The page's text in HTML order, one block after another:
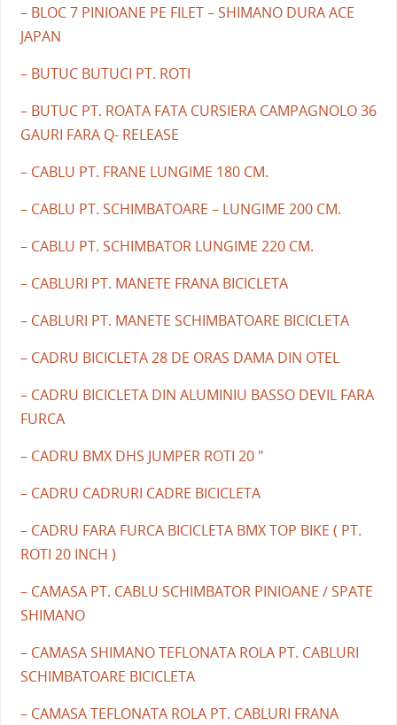
– BLOC 7 PINIOANE PE FILET – SHIMANO DURA ACE
JAPAN
– BUTUC BUTUCI PT. ROTI
– BUTUC PT. ROATA FATA CURSIERA CAMPAGNOLO 36
GAURI FARA Q- RELEASE
– CABLU PT. FRANE LUNGIME 180 CM.
– CABLU PT. SCHIMBATOARE – LUNGIME 200 CM.
– CABLU PT. SCHIMBATOR LUNGIME 220 CM.
– CABLURI PT. MANETE FRANA BICICLETA
– CABLURI PT. MANETE SCHIMBATOARE BICICLETA
– CADRU BICICLETA 28 DE ORAS DAMA DIN OTEL
– CADRU BICICLETA DIN ALUMINIU BASSO DEVIL FARA
FURCA
– CADRU BMX DHS JUMPER ROTI 20 "
– CADRU CADRURI CADRE BICICLETA
– CADRU FARA FURCA BICICLETA BMX TOP BIKE ( PT.
ROTI 20 INCH )
– CAMASA PT. CABLU SCHIMBATOR PINIOANE / SPATE
SHIMANO
– CAMASA SHIMANO TEFLONATA ROLA PT. CABLURI
SCHIMBATOARE BICICLETA
– CAMASA TEFLONATA ROLA PT. CABLURI FRANA